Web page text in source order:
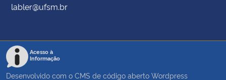
labler@ufsm.br
Acesso à
Informação
Desenvolvido com o CMS de código aberto Wordpress